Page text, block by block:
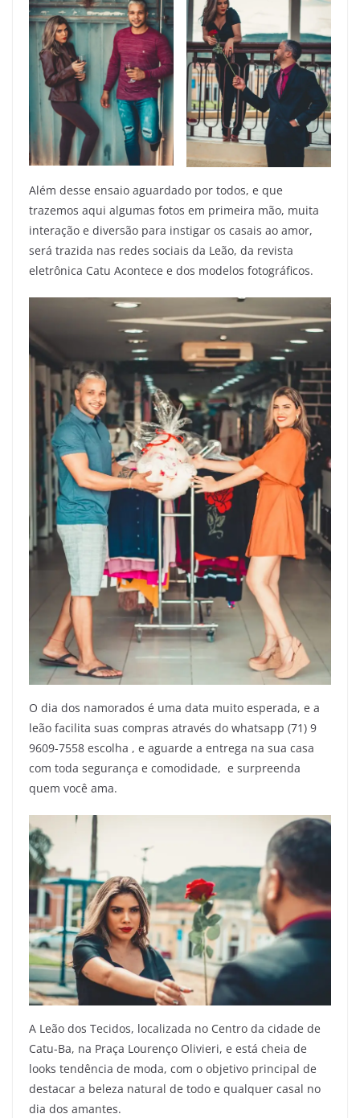
Além desse ensaio aguardado por todos, e que
trazemos aqui algumas fotos em primeira mão, muita
interação e diversão para instigar os casais ao amor,
será trazida nas redes sociais da Leão, da revista
eletrônica Catu Acontece e dos modelos fotográficos.
O dia dos namorados é uma data muito esperada, e a
leão facilita suas compras através do whatsapp (71) 9
9609-7558 escolha , e aguarde a entrega na sua casa
com toda segurança e comodidade, e surpreenda
quem você ama.
A Leão dos Tecidos, localizada no Centro da cidade de
Catu-Ba, na Praça Lourenço Olivieri, e está cheia de
looks tendência de moda, com o objetivo principal de
destacar a beleza natural de todo e qualquer casal no
dia dos amantes.